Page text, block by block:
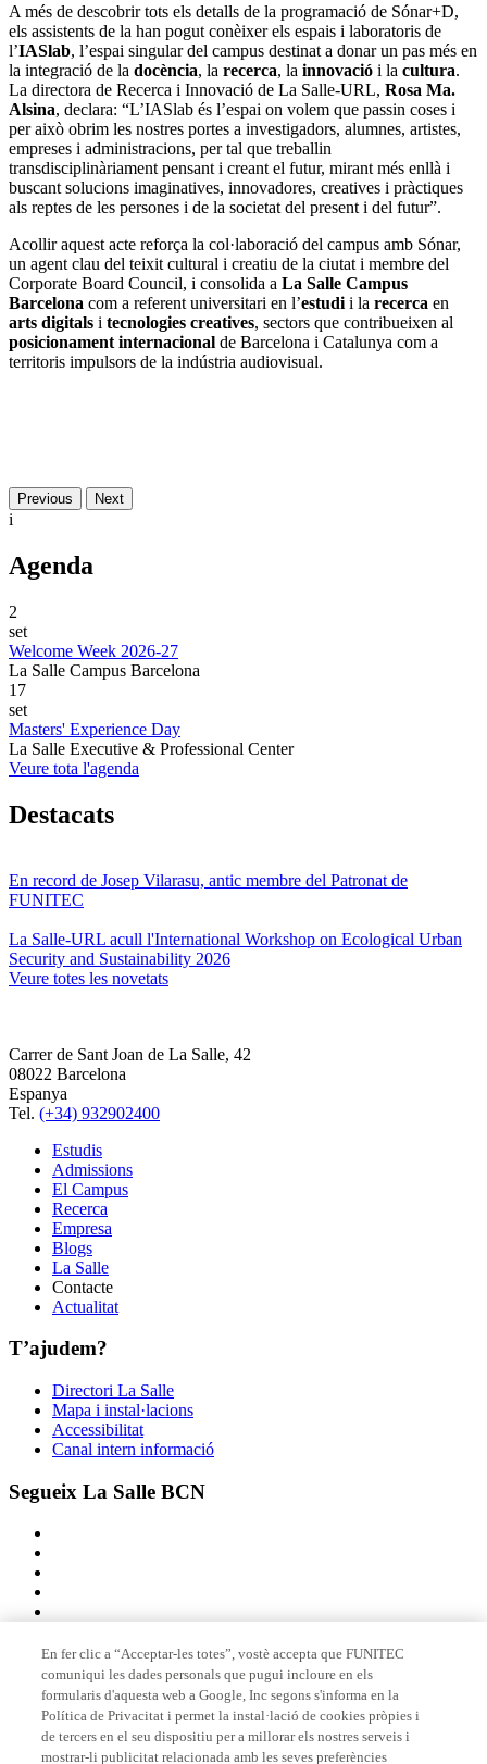
A més de descobrir tots els detalls de la programació de Sónar+D,
els assistents de la han pogut conèixer els espais i laboratoris de
l’IASlab, l’espai singular del campus destinat a donar un pas més en
la integració de la docència, la recerca, la innovació i la cultura.
La directora de Recerca i Innovació de La Salle-URL, Rosa Ma.
Alsina, declara: “L’IASlab és l’espai on volem que passin coses i
per això obrim les nostres portes a investigadors, alumnes, artistes,
empreses i administracions, per tal que treballin
transdisciplinàriament pensant i creant el futur, mirant més enllà i
buscant solucions imaginatives, innovadores, creatives i pràctiques
als reptes de les persones i de la societat del present i del futur”.
Acollir aquest acte reforça la col·laboració del campus amb Sónar,
un agent clau del teixit cultural i creatiu de la ciutat i membre del
Corporate Board Council, i consolida a La Salle Campus
Barcelona com a referent universitari en l’estudi i la recerca en
arts digitals i tecnologies creatives, sectors que contribueixen al
posicionament internacional de Barcelona i Catalunya com a
territoris impulsors de la indústria audiovisual.
Previous Next
i
Agenda
2
set
Welcome Week 2026-27
La Salle Campus Barcelona
17
set
Masters' Experience Day
La Salle Executive & Professional Center
Veure tota l'agenda
Destacats
En record de Josep Vilarasu, antic membre del Patronat de
FUNITEC
La Salle-URL acull l'International Workshop on Ecological Urban
Security and Sustainability 2026
Veure totes les novetats
Carrer de Sant Joan de La Salle, 42
08022 Barcelona
Espanya
Tel. (+34) 932902400
Estudis
Admissions
El Campus
Recerca
Empresa
Blogs
La Salle
Contacte
Actualitat
T’ajudem?
Directori La Salle
Mapa i instal·lacions
Accessibilitat
Canal intern informació
Segueix La Salle BCN
Membre de
En fer clic a “Acceptar-les totes”, vostè accepta que FUNITEC
comuniqui les dades personals que pugui incloure en els
formularis d'aquesta web a Google, Inc segons s'informa en la
Política de Privacitat i permet la instal·lació de cookies pròpies i
de tercers en el seu dispositiu per a millorar els nostres serveis i
mostrar-li publicitat relacionada amb les seves preferències